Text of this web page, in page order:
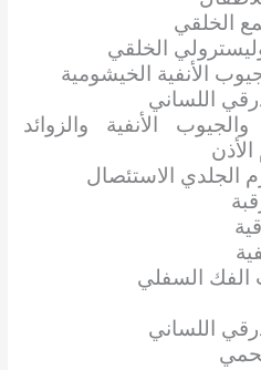
الخلقي
الخلقي
الأنفية الخيشومية
اللساني
الأنفية والزوائد
الأذن
الجلدي الاستئصال
الفك السفلي
اللساني